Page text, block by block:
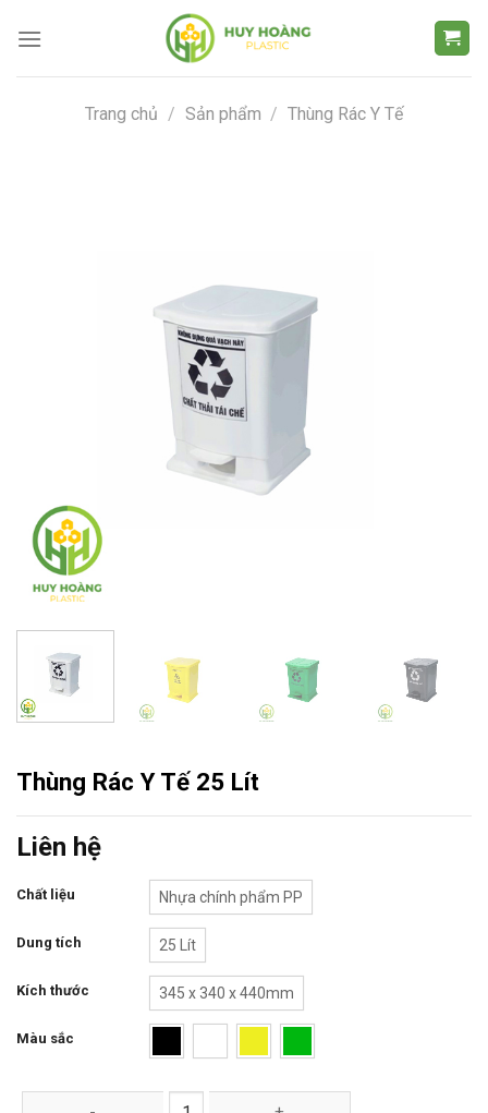
đến
Trang chủ / Sản phẩm / Thùng Rác Y Tế
Thùng Rác Y Tế 25 Lít
Liên hệ
Chất liệu Nhựa chính phẩm PP
Dung tích 25 Lít
Kích thước 345 x 340 x 440mm
Màu sắc
Thùng Rác Y Tế 25 Lít số lượng